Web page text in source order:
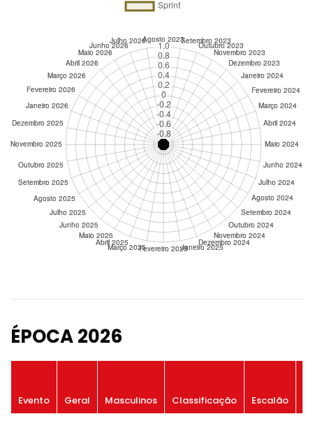
ÉPOCA 2026
Evento Geral Masculinos Classificação Escalão